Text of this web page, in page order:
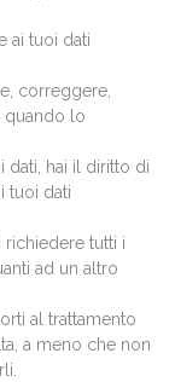
ai tuoi dati
correggere,
quando lo
dati, hai il diritto di
tuoi dati
richiedere tutti i
ad un altro
al trattamento
a meno che non